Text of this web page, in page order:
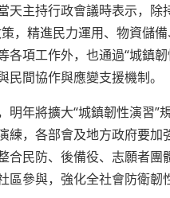
天主持行政會議時表示，除
，精進民力運用、物資儲
各項工作外，也通過“城鎮
民間協作與應變支援機制。
明年將擴大“城鎮韌性演習”
練，各部會及地方政府要加
合民防、後備役、志願者團
區參與，強化全社會防衛韌